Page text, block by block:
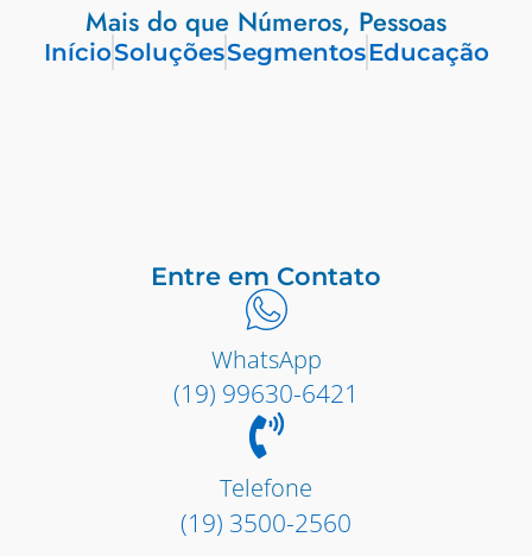
Mais do que Números, Pessoas
InícioSoluçõesSegmentosEducação
Entre em Contato
WhatsApp
(19) 99630-6421
Telefone
(19) 3500-2560